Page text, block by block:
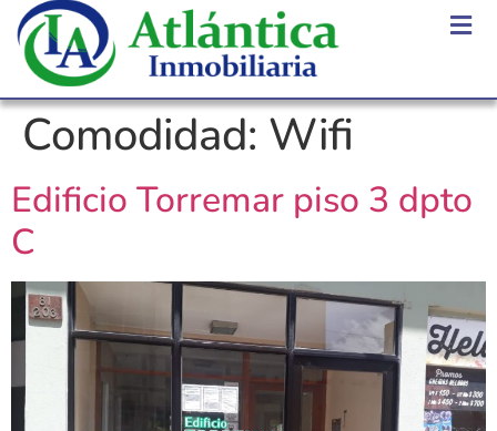
Comodidad: Wifi
Edificio Torremar piso 3 dpto
C